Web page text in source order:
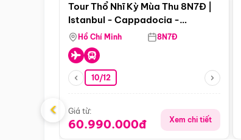
Tour Thổ Nhĩ Kỳ Mùa Thu 8N7Đ |
Istanbul - Cappadocia -
Pamukkale
Hồ Chí Minh 8N7Đ
10/12
Giá từ:
60.990.000đ Xem chi tiết
‹